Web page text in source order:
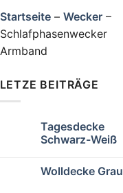
Startseite– Wecker–
Schlafphasenwecker
Armband
LETZE BEITRÄGE
Tagesdecke
Schwarz-Weiß
Wolldecke Grau